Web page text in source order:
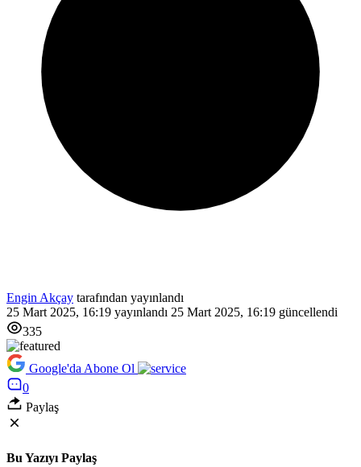
Engin Akçay tarafından yayınlandı
25 Mart 2025, 16:19 yayınlandı 25 Mart 2025, 16:19 güncellendi
335
Google'da Abone Ol
0
Paylaş
Bu Yazıyı Paylaş